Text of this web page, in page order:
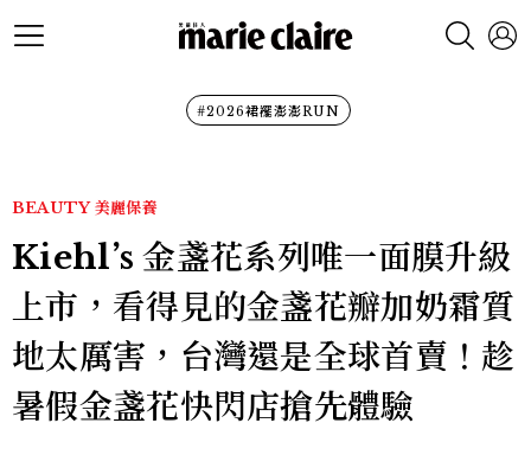
#2026裙襬澎澎RUN
BEAUTY 美麗保養
Kiehl’s 金盞花系列唯一面膜升級
上市，看得見的金盞花瓣加奶霜質
地太厲害，台灣還是全球首賣！趁
暑假金盞花快閃店搶先體驗